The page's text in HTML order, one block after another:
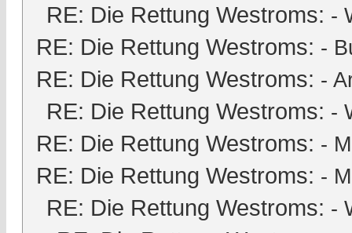
RE: Die Rettung Westroms: -
RE: Die Rettung Westroms: -
RE: Die Rettung Westroms: -
RE: Die Rettung Westroms: -
RE: Die Rettung Westroms: -
RE: Die Rettung Westroms: -
RE: Die Rettung Westroms: -